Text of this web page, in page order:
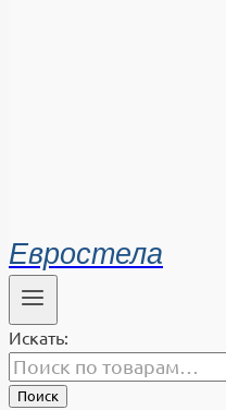
Евростела
Искать:
Поиск